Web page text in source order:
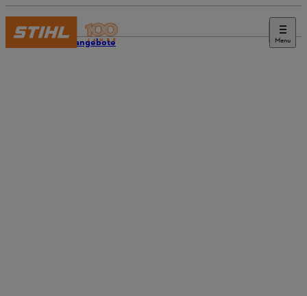
Menu
Stellenangebote